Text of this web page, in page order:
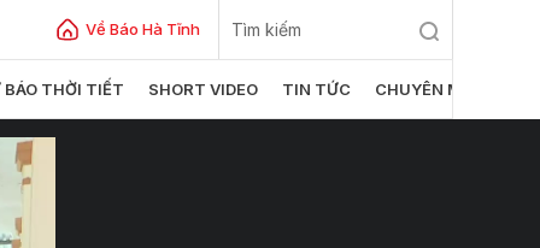
Về Báo Hà Tĩnh
BÁO THỜI TIẾT SHORT VIDEO TIN TỨC CHUYÊN MỤC